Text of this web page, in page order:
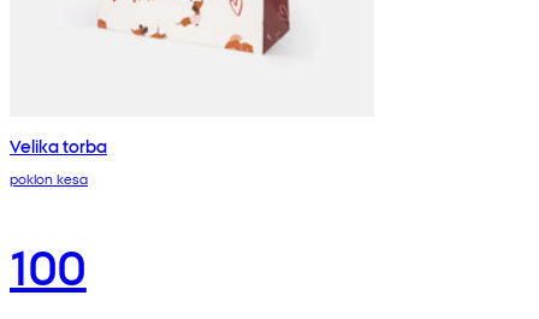
Velika torba
poklon kesa
100